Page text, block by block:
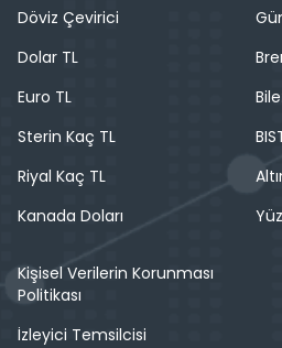
Döviz Çevirici
Dolar TL
Euro TL
Sterin Kaç TL
Riyal Kaç TL
Kanada Doları
Kişisel Verilerin Korunması
Politikası
İzleyici Temsilcisi